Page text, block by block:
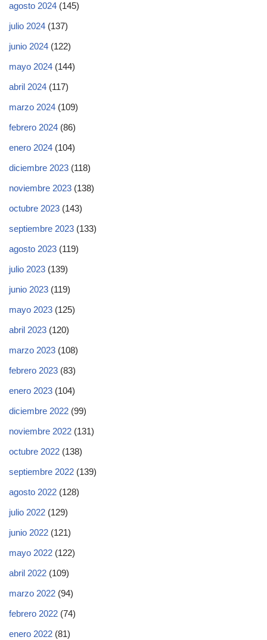
agosto 2024 (145)
julio 2024 (137)
junio 2024 (122)
mayo 2024 (144)
abril 2024 (117)
marzo 2024 (109)
febrero 2024 (86)
enero 2024 (104)
diciembre 2023 (118)
noviembre 2023 (138)
octubre 2023 (143)
septiembre 2023 (133)
agosto 2023 (119)
julio 2023 (139)
junio 2023 (119)
mayo 2023 (125)
abril 2023 (120)
marzo 2023 (108)
febrero 2023 (83)
enero 2023 (104)
diciembre 2022 (99)
noviembre 2022 (131)
octubre 2022 (138)
septiembre 2022 (139)
agosto 2022 (128)
julio 2022 (129)
junio 2022 (121)
mayo 2022 (122)
abril 2022 (109)
marzo 2022 (94)
febrero 2022 (74)
enero 2022 (81)